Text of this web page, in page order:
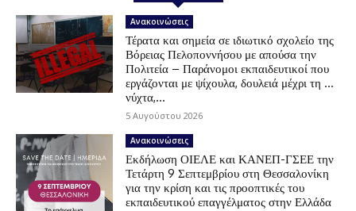
Ανακοινώσεις
Τέρατα και σημεία σε ιδιωτικό σχολείο της
Βόρειας Πελοποννήσου με απούσα την
Πολιτεία – Παράνομοι εκπαιδευτικοί που
εργάζονται με ψίχουλα, δουλειά μέχρι τη …
νύχτα,...
5 Αυγούστου 2026
Ανακοινώσεις
Εκδήλωση ΟΙΕΛΕ και ΚΑΝΕΠ-ΓΣΕΕ την
Τετάρτη 9 Σεπτεμβρίου στη Θεσσαλονίκη
για την κρίση και τις προοπτικές του
εκπαιδευτικού επαγγέλματος στην Ελλάδα